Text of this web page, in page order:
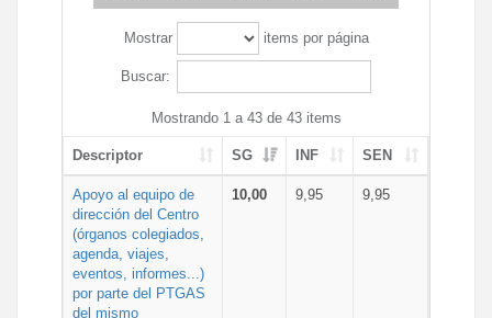
Mostrar items por página
Buscar:
Mostrando 1 a 43 de 43 items
Descriptor SG INF SEN
Apoyo al equipo de
dirección del Centro
(órganos colegiados,
agenda, viajes,
eventos, informes...)
por parte del PTGAS
del mismo
10,00 9,95 9,95